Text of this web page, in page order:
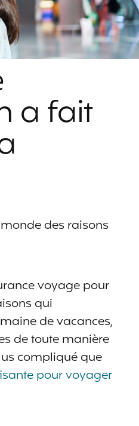
a fait
des raisons
voyage pour
qui
de vacances,
de toute manière
compliqué que
pour voyager